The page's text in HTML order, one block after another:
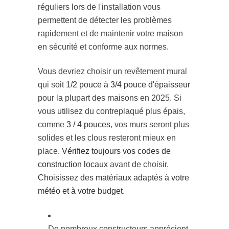
réguliers lors de l'installation vous
permettent de détecter les problèmes
rapidement et de maintenir votre maison
en sécurité et conforme aux normes.
Vous devriez choisir un revêtement mural
qui soit 1/2 pouce à 3/4 pouce d'épaisseur
pour la plupart des maisons en 2025. Si
vous utilisez du contreplaqué plus épais,
comme 3 / 4 pouces, vos murs seront plus
solides et les clous resteront mieux en
place. Vérifiez toujours vos codes de
construction locaux avant de choisir.
Choisissez des matériaux adaptés à votre
météo et à votre budget.